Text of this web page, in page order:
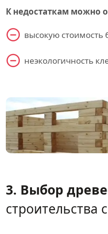
К недостаткам можно
высокую стоимость
неэкологичность
3. Выбор
строительства